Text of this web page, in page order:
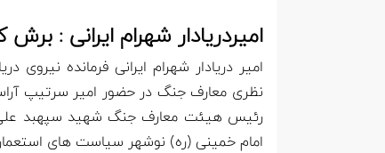
امیردریادار شهرام ایرانی :
امیر دریادار شهرام ایرانی فرمانده
نظری معارف جنگ در حضور امیر سرتیپ
رئیس هیئت معارف جنگ شهید سپهبد علی
امام خمینی (ره) نوشهر سیاست های